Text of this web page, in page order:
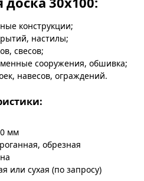
конструкции;
настилы;
свесов;
сооружения, обшивка;
навесов, ограждений.
мм
обрезная
или сухая (по запросу)